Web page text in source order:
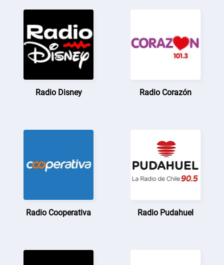
Radio Disney Radio Corazón
Radio Cooperativa Radio Pudahuel